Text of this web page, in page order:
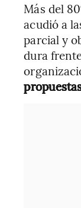
Más del
acudió a
parcial y
dura